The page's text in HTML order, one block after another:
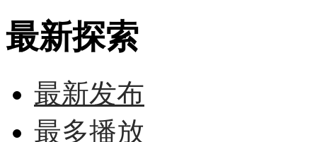
最新探索
最新发布
最多播放